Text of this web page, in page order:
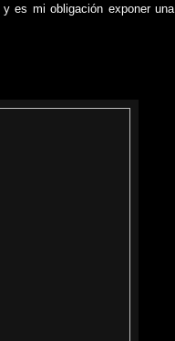
es mi obligación exponer una